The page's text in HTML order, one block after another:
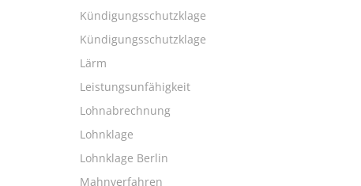
Kündigungsschutzklage
Kündigungsschutzklage
Lärm
Leistungsunfähigkeit
Lohnabrechnung
Lohnklage
Lohnklage Berlin
Mahnverfahren